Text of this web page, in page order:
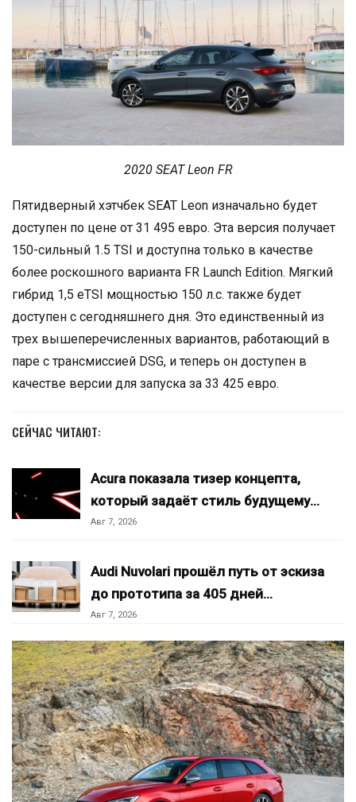
2020 SEAT Leon FR
Пятидверный хэтчбек SEAT Leon изначально будет
доступен по цене от 31 495 евро. Эта версия получает
150-сильный 1.5 TSI и доступна только в качестве
более роскошного варианта FR Launch Edition. Мягкий
гибрид 1,5 eTSI мощностью 150 л.с. также будет
доступен с сегодняшнего дня. Это единственный из
трех вышеперечисленных вариантов, работающий в
паре с трансмиссией DSG, и теперь он доступен в
качестве версии для запуска за 33 425 евро.
СЕЙЧАС ЧИТАЮТ:
Acura показала тизер концепта,
который задаёт стиль будущему…
Авг 7, 2026
Audi Nuvolari прошёл путь от эскиза
до прототипа за 405 дней…
Авг 7, 2026